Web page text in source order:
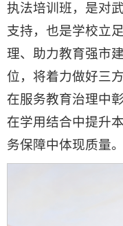
执法培训班，是对
支持，也是学校立
理、助力教育强市
位，将着力做好三
在服务教育治理中
在学用结合中提升
务保障中体现质量。